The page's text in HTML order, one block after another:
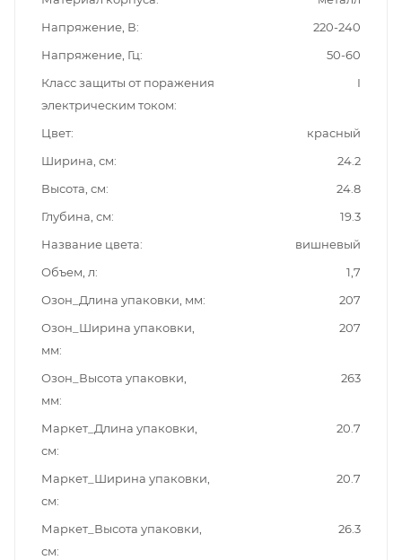
Напряжение, В
220-240
Напряжение, Гц
50-60
Класс защиты от поражения
электрическим током
I
Цвет
красный
Ширина, см
24.2
Высота, см
24.8
Глубина, см
19.3
Название цвета
вишневый
Объем, л
1,7
Озон_Длина упаковки, мм
207
Озон_Ширина упаковки,
мм
207
Озон_Высота упаковки,
мм
263
Маркет_Длина упаковки,
см
20.7
Маркет_Ширина упаковки,
см
20.7
Маркет_Высота упаковки,
см
26.3